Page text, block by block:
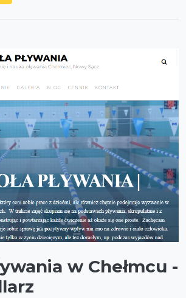
w Chełmcu -